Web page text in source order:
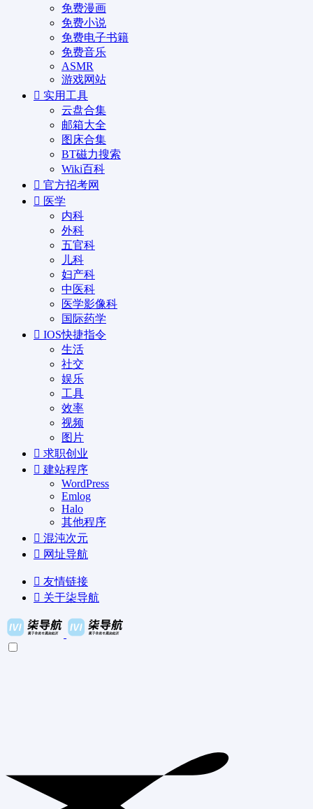
免费漫画
免费小说
免费电子书籍
免费音乐
ASMR
游戏网站
实用工具
云盘合集
邮箱大全
图床合集
BT磁力搜索
Wiki百科
官方招考网
医学
内科
外科
五官科
儿科
妇产科
中医科
医学影像科
国际药学
IOS快捷指令
生活
社交
娱乐
工具
效率
视频
图片
求职创业
建站程序
WordPress
Emlog
Halo
其他程序
混沌次元
网址导航
友情链接
关于柒导航